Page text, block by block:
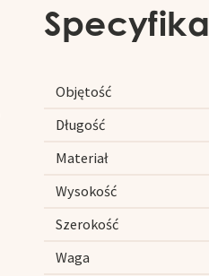
Objętość
Długość
Materiał
Wysokość
Szerokość
Waga